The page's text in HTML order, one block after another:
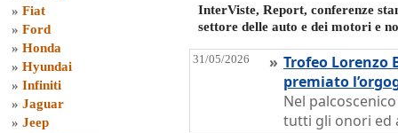
» Fiat
» Ford
» Honda
» Hyundai
» Infiniti
» Jaguar
» Jeep
InterViste, Report, conferenze
settore delle auto e dei motori e
31/05/2026 » Trofeo Lorenzo
premiato
Nel
tutti gli onori ed